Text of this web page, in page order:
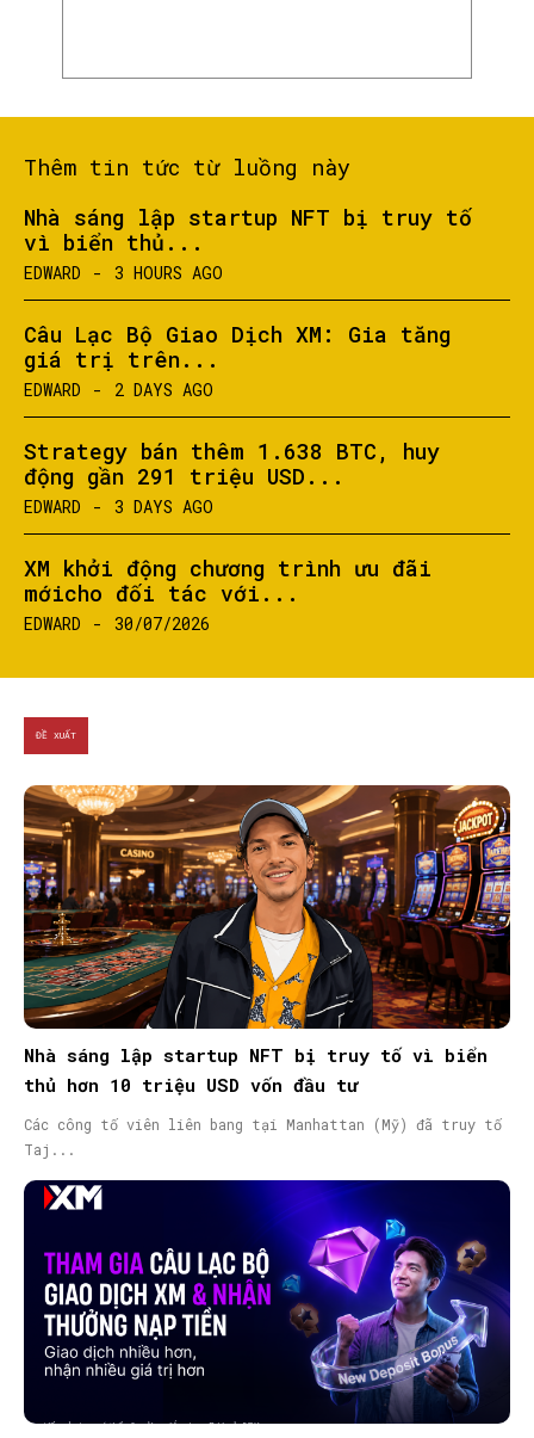
SEARCH...
Thêm tin tức từ luồng này
Nhà sáng lập startup NFT bị truy tố
vì biển thủ...
EDWARD - 3 HOURS AGO
Câu Lạc Bộ Giao Dịch XM: Gia tăng
giá trị trên...
EDWARD - 2 DAYS AGO
Strategy bán thêm 1.638 BTC, huy
động gần 291 triệu USD...
EDWARD - 3 DAYS AGO
XM khởi động chương trình ưu đãi
mớicho đối tác với...
EDWARD - 30/07/2026
ĐỀ XUẤT
Nhà sáng lập startup NFT bị truy tố vì biển
thủ hơn 10 triệu USD vốn đầu tư
Các công tố viên liên bang tại Manhattan (Mỹ) đã truy tố
Taj...